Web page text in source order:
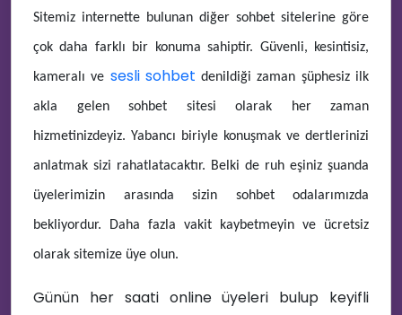
👩‍💻
🎧
Sitemiz internette bulunan diğer sohbet sitelerine göre
çok daha farklı bir konuma sahiptir. Güvenli, kesintisiz,
kameralı ve sesli sohbet denildiği zaman şüphesiz ilk
akla gelen sohbet sitesi olarak her zaman
hizmetinizdeyiz. Yabancı biriyle konuşmak ve dertlerinizi
anlatmak sizi rahatlatacaktır. Belki de ruh eşiniz şuanda
üyelerimizin arasında sizin sohbet odalarımızda
bekliyordur. Daha fazla vakit kaybetmeyin ve ücretsiz
olarak sitemize üye olun.
Günün her saati online üyeleri bulup keyifli